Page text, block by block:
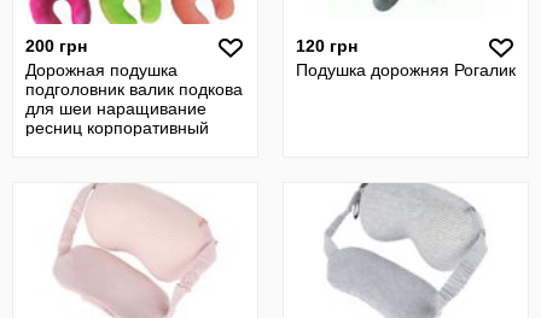
200 грн
Дорожная подушка
подголовник валик подкова
для шеи наращивание
ресниц корпоративный
120 грн
Подушка дорожняя Рогалик